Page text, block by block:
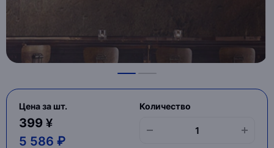
Цена за шт.
399 ¥
5 586 ₽
Количество